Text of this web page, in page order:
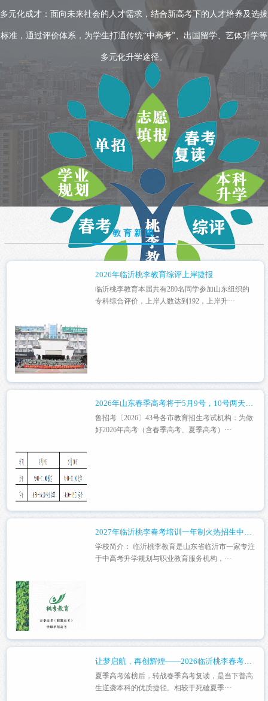
多元化成才：面向未来社会的人才需求，结合新高考下的人才培养及选拔
标准，通过评价体系，为学生打通传统“中高考”、出国留学、艺体升学等
多元化升学途径。
教育新闻
2026年临沂桃李教育综评上岸捷报
临沂桃李教育本届共有280名同学参加山东组织的
专科综合评价，上岸人数达到192，上岸升···
2026年山东春季高考将于5月9号，10号两天进行
鲁招考〔2026〕43号各市教育招生考试机构：为做
好2026年高考（含春季高考、夏季高考）···
2027年临沂桃李春考培训一年制火热招生中！！！
学校简介： 临沂桃李教育是山东省临沂市一家专注
于中高考升学规划与职业教育服务机构，···
夏季高考落榜后，转战春季高考复读，是当下普高
生逆袭本科的优质捷径。相较于死磕夏季···